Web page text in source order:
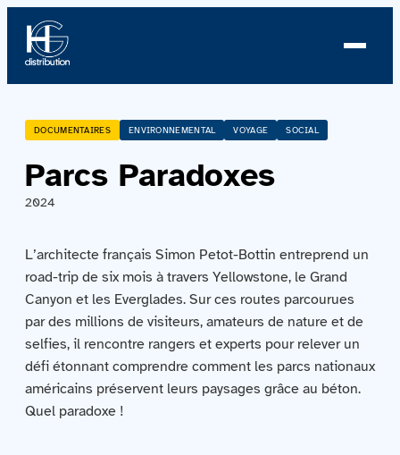
À propos
Profil
Équipe
Équipe
Catalogue
Contactez-nous
DOCUMENTAIRES ENVIRONNEMENTAL VOYAGE SOCIAL
Parcs Paradoxes
2024
L’architecte français Simon Petot-Bottin entreprend un
road-trip de six mois à travers Yellowstone, le Grand
Canyon et les Everglades. Sur ces routes parcourues
par des millions de visiteurs, amateurs de nature et de
selfies, il rencontre rangers et experts pour relever un
défi étonnant comprendre comment les parcs nationaux
américains préservent leurs paysages grâce au béton.
Quel paradoxe !